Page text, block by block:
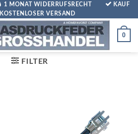
1 MONAT WIDERRUFSRECHT
KAUF
KOSTENLOSER VERSAND
0
FILTER